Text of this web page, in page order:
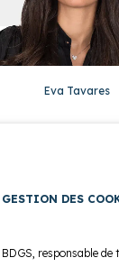
Eva Tavares
GESTION DES
BDGS, responsable